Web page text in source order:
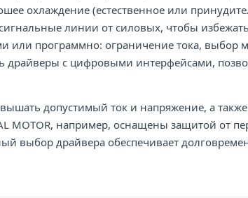
охлаждение (естественное или
линии от силовых, чтобы
или программно: ограничение тока, выбор
драйверы с цифровыми интерфейсами,
допустимый ток и напряжение, а также
MOTOR, например, оснащены защитой от
выбор драйвера обеспечивает